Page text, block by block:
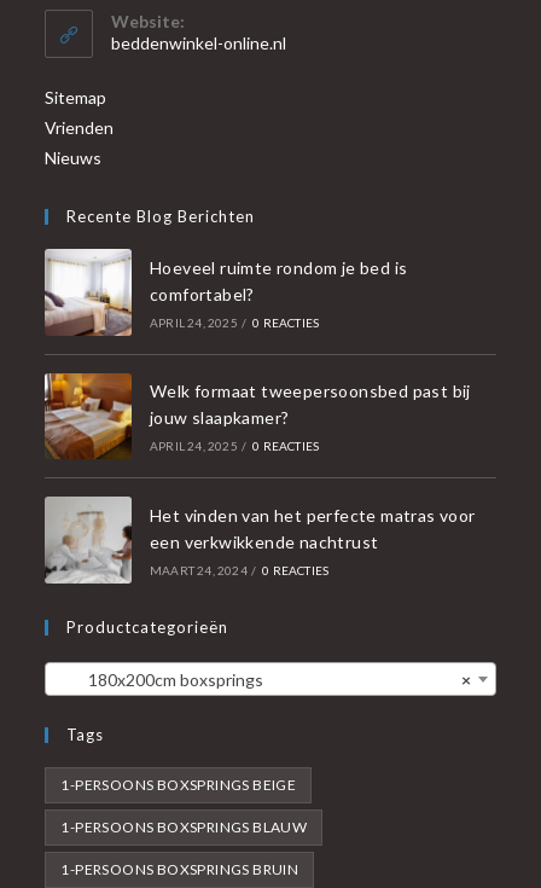
Website:
beddenwinkel-online.nl
Sitemap
Vrienden
Nieuws
Recente Blog Berichten
Hoeveel ruimte rondom je bed is
comfortabel?
APRIL 24, 2025 / 0 REACTIES
Welk formaat tweepersoonsbed past bij
jouw slaapkamer?
APRIL 24, 2025 / 0 REACTIES
Het vinden van het perfecte matras voor
een verkwikkende nachtrust
MAART 24, 2024 / 0 REACTIES
Productcategorieën
×
180x200cm boxsprings
Tags
1-PERSOONS BOXSPRINGS BEIGE
1-PERSOONS BOXSPRINGS BLAUW
1-PERSOONS BOXSPRINGS BRUIN